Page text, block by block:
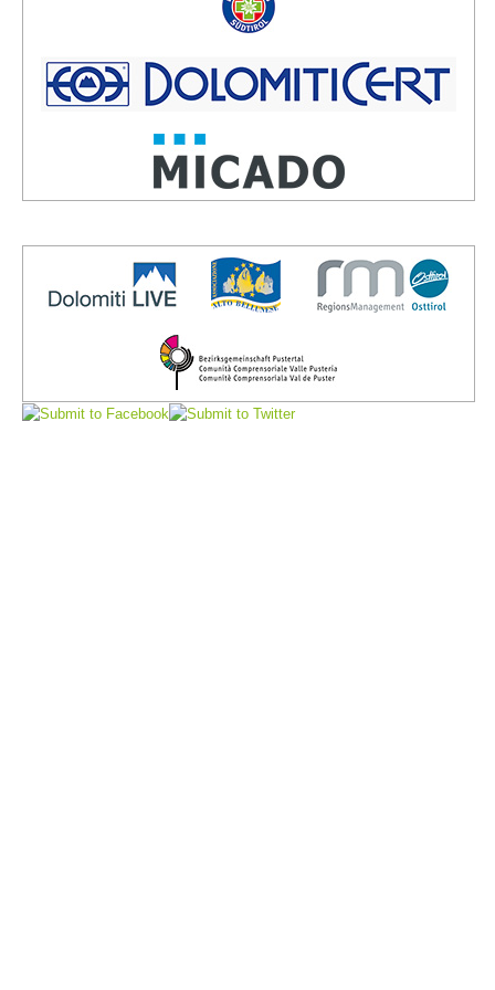
Vorstand